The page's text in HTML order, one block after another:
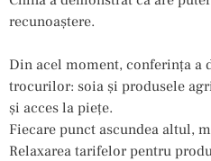
recunoaștere.
Din acel moment, conferința a
trocurilor: soia și produsele
și acces la piețe.
Fiecare punct ascundea altul,
Relaxarea tarifelor pentru